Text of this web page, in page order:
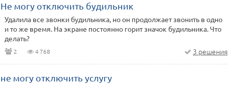
Не могу отключить будильник
Удалила все звонки будильника, но он продолжает звонить в одно
и то же время. На экране постоянно горит значок будильника. Что
делать?
2 4 768 3 решения
не могу отключить услугу